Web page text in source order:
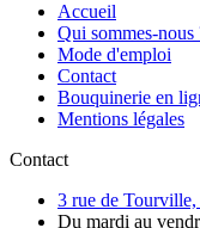
Accueil
Qui sommes-nous
Mode d'emploi
Contact
Bouquinerie en
Mentions légales
Contact
3 rue de
Du mardi au